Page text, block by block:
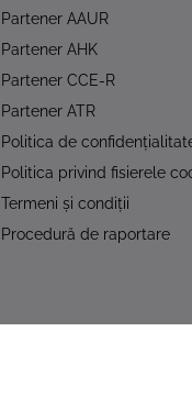
Partener AAUR
Partener AHK
Partener CCE-R
Partener ATR
Politica de
Politica privind fisierele
Termeni și condiții
Procedură de raportare